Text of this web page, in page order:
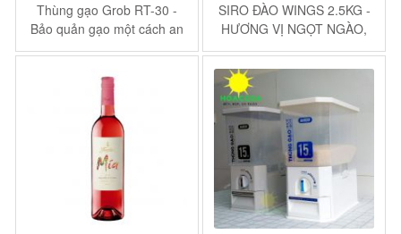
Thùng gạo Grob RT-30 -
Bảo quản gạo một cách an
toàn
SIRO ĐÀO WINGS 2.5KG -
HƯƠNG VỊ NGỌT NGÀO,
THƠM NGON - XUẤT XỨ
ĐÀI LOAN